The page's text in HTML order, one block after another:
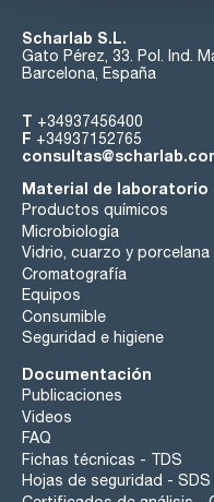
Scharlab S.L.
Gato Pérez, 33. Pol. Ind.
Barcelona, España
T +34937456400
F +34937152765
Material de laboratorio
Productos químicos
Microbiología
Vidrio, cuarzo y porcelana
Cromatografía
Equipos
Consumible
Seguridad e higiene
Documentación
Publicaciones
Videos
FAQ
Fichas técnicas - TDS
Hojas de seguridad - SDS